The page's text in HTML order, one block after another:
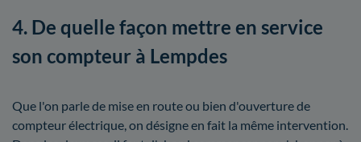
4. De quelle façon mettre en service
son compteur à Lempdes
Que l'on parle de mise en route ou bien d'ouverture de
compteur électrique, on désigne en fait la même intervention.